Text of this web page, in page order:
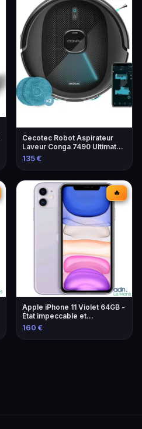
Cecotec Robot Aspirateur
Laveur Conga 7490 Ultimate
Home
135 €
🔥
Apple iPhone 11 Violet 64GB -
État impeccable et
performant
160 €